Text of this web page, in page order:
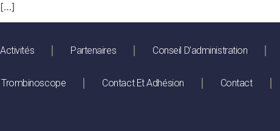
[…]
Activités Partenaires Conseil D’administration
Trombinoscope Contact Et Adhésion Contact